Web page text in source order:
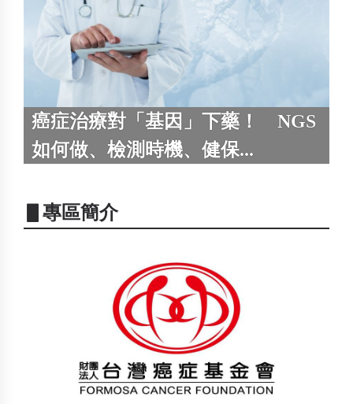
癌症治療對「基因」下藥！ NGS
如何做、檢測時機、健保...
▋專區簡介